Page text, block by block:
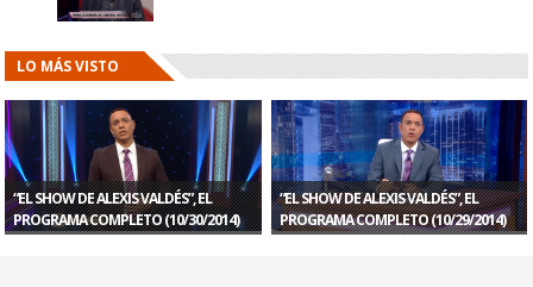
LO MÁS VISTO
“EL SHOW DE ALEXIS VALDÉS”, EL
PROGRAMA COMPLETO (10/30/2014)
“EL SHOW DE ALEXIS VALDÉS”, EL
PROGRAMA COMPLETO (10/29/2014)